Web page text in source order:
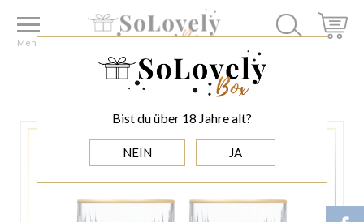
Bist du über 18 Jahre alt?
NEIN JA
Menu
Home EXTRAS GLÄSER HOHE COCKTAILGLÄSER
HOHE COCKTAILGLÄSER